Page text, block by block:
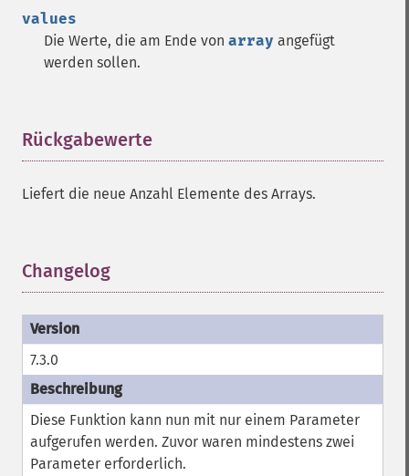
values
Die Werte, die am Ende von array angefügt
werden sollen.
Rückgabewerte
Liefert die neue Anzahl Elemente des Arrays.
Changelog
7.3.0
Diese Funktion kann nun mit nur einem Parameter
aufgerufen werden. Zuvor waren mindestens zwei
Parameter erforderlich.